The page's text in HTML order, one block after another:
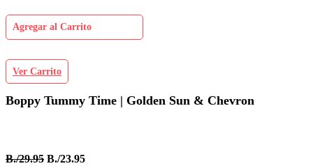
Agregar al Carrito
Ver Carrito
Boppy Tummy Time | Golden Sun & Chevron
B./29.95 B./23.95